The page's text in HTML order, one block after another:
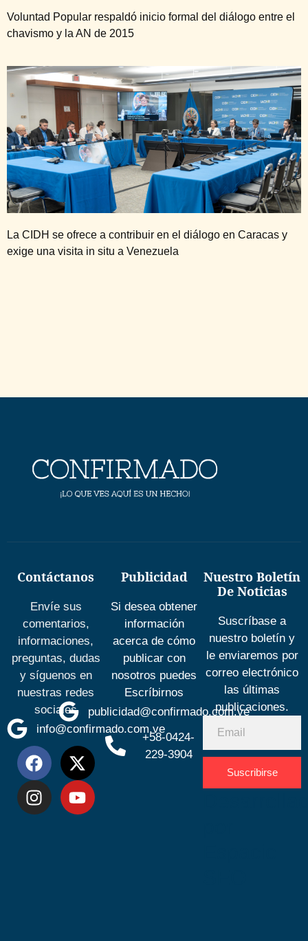
Voluntad Popular respaldó inicio formal del diálogo entre el
chavismo y la AN de 2015
La CIDH se ofrece a contribuir en el diálogo en Caracas y
exige una visita in situ a Venezuela
Contáctanos
Envíe sus
comentarios,
informaciones,
preguntas, dudas
y síguenos en
nuestras redes
sociales
info@confirmado.com.ve
Publicidad
Si desea obtener
información
acerca de cómo
publicar con
nosotros puedes
Escríbirnos
publicidad@confirmado.com.ve
+58-0424-
229-3904
Nuestro Boletín
De Noticias
Suscríbase a
nuestro boletín y
le enviaremos por
correo electrónico
las últimas
publicaciones.
Suscribirse